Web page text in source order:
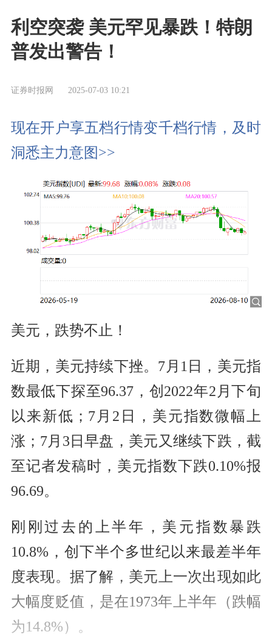
利空突袭 美元罕见暴跌！特朗
普发出警告！
证券时报网 2025-07-03 10:21
现在开户享五档行情变千档行情，及时
洞悉主力意图>>
美元，跌势不止！
近期，美元持续下挫。7月1日，美元指
数最低下探至96.37，创2022年2月下旬
以来新低；7月2日，美元指数微幅上
涨；7月3日早盘，美元又继续下跌，截
至记者发稿时，美元指数下跌0.10%报
96.69。
刚刚过去的上半年，美元指数暴跌
10.8%，创下半个多世纪以来最差半年
度表现。据了解，美元上一次出现如此
大幅度贬值，是在1973年上半年（跌幅
为14.8%）。